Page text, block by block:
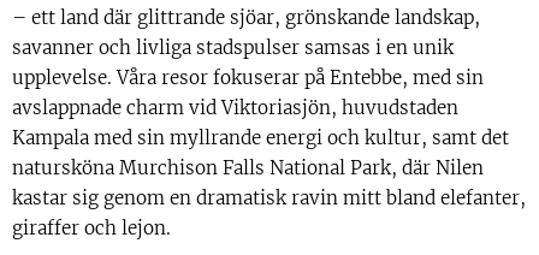
– ett land där glittrande sjöar, grönskande landskap,
savanner och livliga stadspulser samsas i en unik
upplevelse. Våra resor fokuserar på Entebbe, med sin
avslappnade charm vid Viktoriasjön, huvudstaden
Kampala med sin myllrande energi och kultur, samt det
natursköna Murchison Falls National Park, där Nilen
kastar sig genom en dramatisk ravin mitt bland elefanter,
giraffer och lejon.